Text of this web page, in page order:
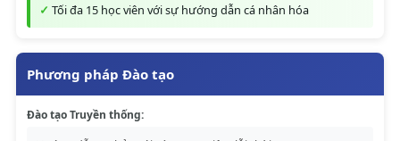
Tối đa 15 học viên với sự hướng dẫn cá nhân hóa
Phương pháp Đào tạo
Đào tạo Truyền thống: